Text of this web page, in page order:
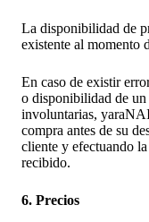
La disponibilidad de
existente al momento
En caso de existir
o disponibilidad de
involuntarias,
compra antes de su
cliente y efectuando
recibido.
6. Precios